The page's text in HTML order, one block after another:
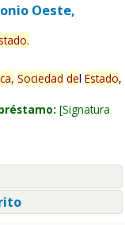
Oeste,
.
Sociedad del Estado,
Signatura